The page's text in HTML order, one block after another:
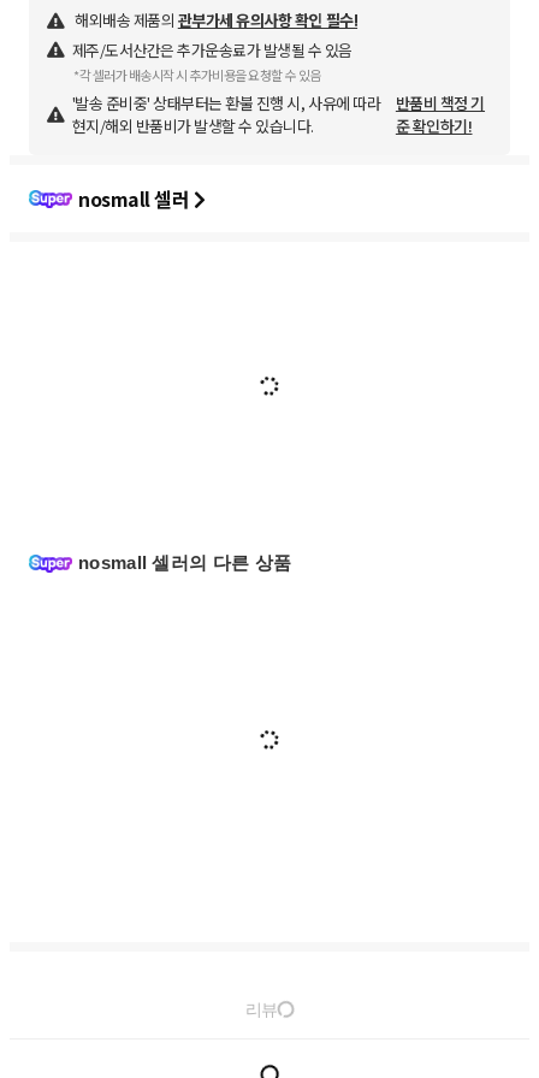
해외배송 제품의 관부가세 유의사항 확인 필수!
제주/도서산간은 추가운송료가 발생될 수 있음
*각 셀러가 배송시작 시 추가비용을 요청할 수 있음
'발송 준비중' 상태부터는 환불 진행 시, 사유에 따라
현지/해외 반품비가 발생할 수 있습니다.
반품비 책정 기
준 확인하기!
nosmall 셀러
nosmall 셀러의 다른 상품
리뷰